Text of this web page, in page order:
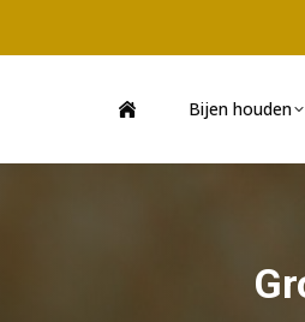
Bijen houden